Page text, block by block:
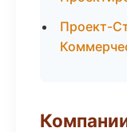
Проект-